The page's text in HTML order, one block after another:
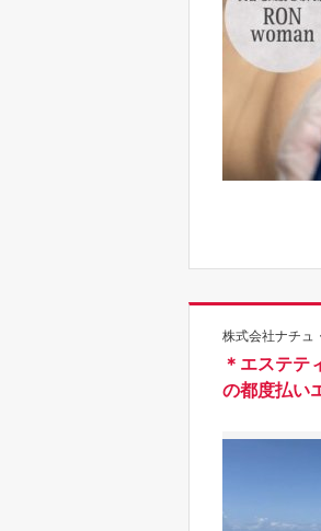
株式会社ナチュ
＊エステテ
の都度払い